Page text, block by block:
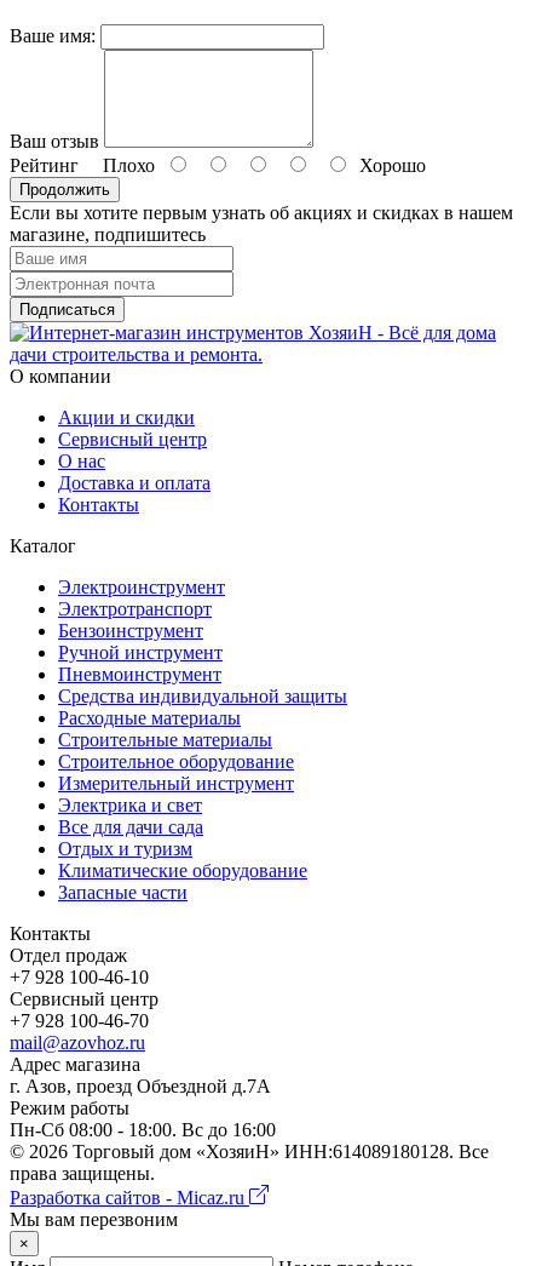
Ваше имя:
Ваш отзыв
Рейтинг Плохо Хорошо
Продолжить
Если вы хотите первым узнать об акциях и скидках в нашем
магазине, подпишитесь
Подписаться
О компании
Акции и скидки
Сервисный центр
О нас
Доставка и оплата
Контакты
Каталог
Электроинструмент
Электротранспорт
Бензоинструмент
Ручной инструмент
Пневмоинструмент
Средства индивидуальной защиты
Расходные материалы
Строительные материалы
Строительное оборудование
Измерительный инструмент
Электрика и свет
Все для дачи сада
Отдых и туризм
Климатические оборудование
Запасные части
Контакты
Отдел продаж
+7 928 100-46-10
Сервисный центр
+7 928 100-46-70
mail@azovhoz.ru
Адрес магазина
г. Азов, проезд Объездной д.7А
Режим работы
Пн-Сб 08:00 - 18:00. Вс до 16:00
© 2026 Торговый дом «ХозяиН» ИНН:614089180128. Все
права защищены.
Разработка сайтов - Micaz.ru
Мы вам перезвоним
×